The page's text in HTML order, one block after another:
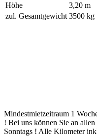
Höhe
3,20 m
zul. Gesamtgewicht 3500 kg
Mindestmietzeitraum 1
! Bei uns können Sie an
Sonntags ! Alle Kilometer